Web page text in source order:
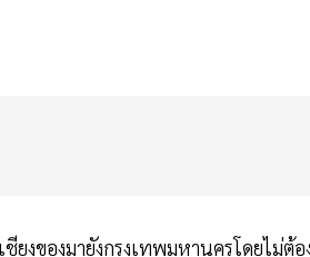
ยงของมายังกรุงเทพมหานครโดยไม่ต้